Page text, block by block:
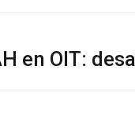
en OIT: